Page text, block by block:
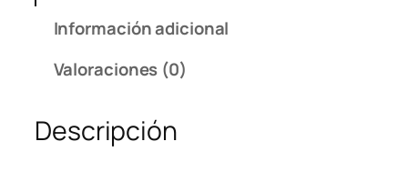
a
Información adicional
Valoraciones (0)
Descripción